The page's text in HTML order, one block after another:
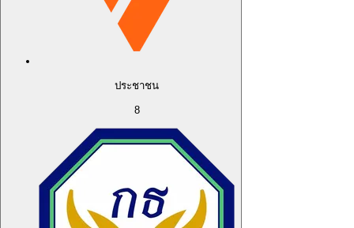
ประชาชน
8